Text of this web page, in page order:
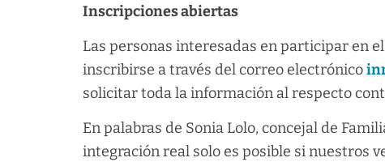
Inscripciones abiertas
Las personas interesadas en participar en
inscribirse a través del correo electrónico
solicitar toda la información al respecto
En palabras de Sonia Lolo, concejal de
integración real solo es posible si nuestros